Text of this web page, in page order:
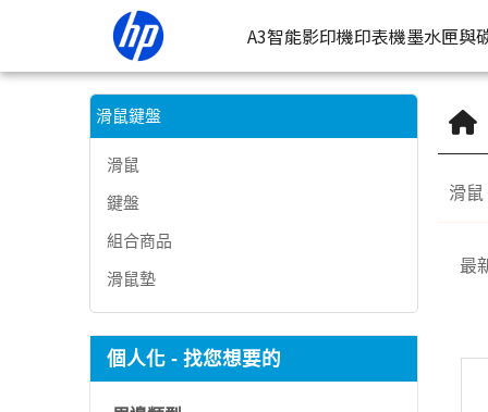
滑鼠鍵盤 | HP® 惠普台灣原廠購物網
A3智能影印機印表機
按類型
連續噴
墨水匣與
墨
滑鼠鍵盤
滑鼠
鍵盤
組合商品
滑鼠墊
個人化 - 找您想要的
滑鼠
最